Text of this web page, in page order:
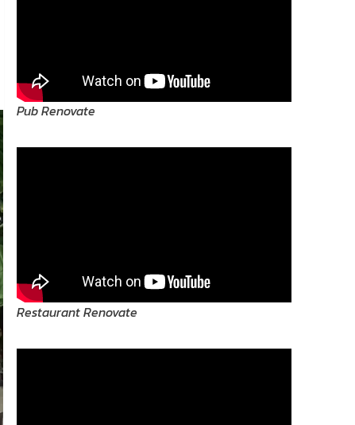
Pub Renovate
Restaurant Renovate